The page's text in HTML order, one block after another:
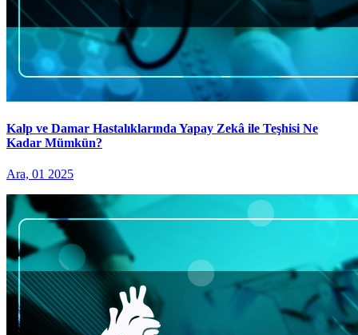
Kalp ve Damar Hastalıklarında Yapay Zekâ ile Teşhisi Ne
Kadar Mümkün?
Ara, 01 2025